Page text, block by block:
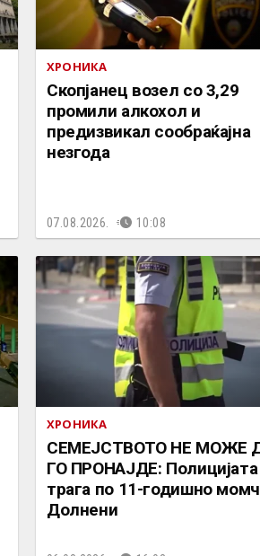
ХРОНИКА
Скопјанец возел со 3,29
промили алкохол и
предизвикал сообраќајна
незгода
07.08.2026. 10:08
ХРОНИКА
СЕМЕЈСТВОТО НЕ МОЖЕ
ГО ПРОНАЈДЕ: Полицијата
трага по 11-годишно
Долнени